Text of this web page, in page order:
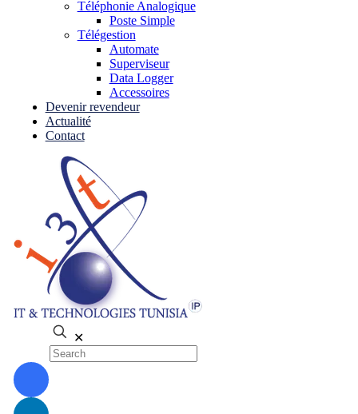
Téléphonie Analogique
Poste Simple
Télégestion
Automate
Superviseur
Data Logger
Accessoires
Devenir revendeur
Actualité
Contact
✕